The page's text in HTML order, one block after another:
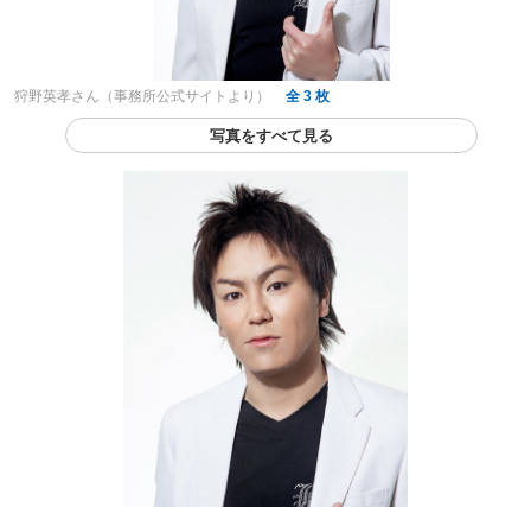
狩野英孝さん（事務所公式サイトより） 全 3 枚
写真をすべて見る